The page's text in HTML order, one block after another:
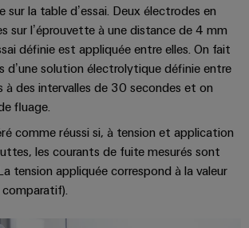
Weidmüller
Configurator
Ingénierie
supérieur -
intuitive,
simple,
rapide
sur la table d’essai. Deux électrodes en
sur l’éprouvette à une distance de 4 mm
définie est appliquée entre elles. On fait
solution électrolytique définie entre
à des intervalles de 30 secondes et on
fluage.
comme réussi si, à tension et application
les courants de fuite mesurés sont
tension appliquée correspond à la valeur